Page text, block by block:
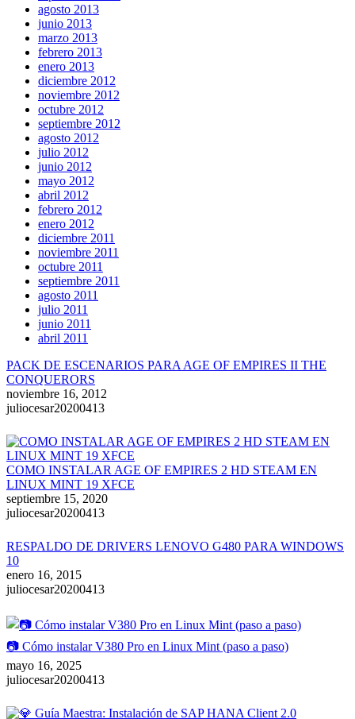
agosto 2013
junio 2013
marzo 2013
febrero 2013
enero 2013
diciembre 2012
noviembre 2012
octubre 2012
septiembre 2012
agosto 2012
julio 2012
junio 2012
mayo 2012
abril 2012
febrero 2012
enero 2012
diciembre 2011
noviembre 2011
octubre 2011
septiembre 2011
agosto 2011
julio 2011
junio 2011
abril 2011
PACK DE ESCENARIOS PARA AGE OF EMPIRES II THE
CONQUERORS
noviembre 16, 2012
juliocesar20200413
COMO INSTALAR AGE OF EMPIRES 2 HD STEAM EN
LINUX MINT 19 XFCE
septiembre 15, 2020
juliocesar20200413
RESPALDO DE DRIVERS LENOVO G480 PARA WINDOWS
10
enero 16, 2015
juliocesar20200413
📷 Cómo instalar V380 Pro en Linux Mint (paso a paso)
mayo 16, 2025
juliocesar20200413